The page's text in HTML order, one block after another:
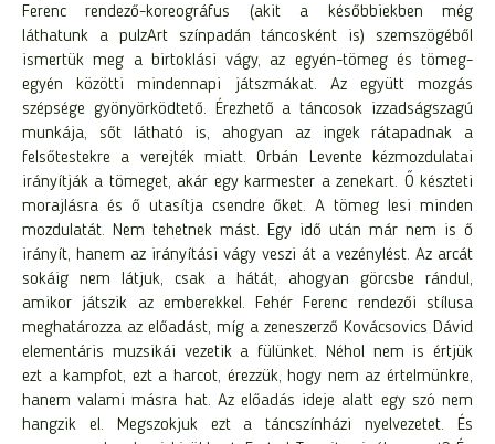
Ferenc rendező-koreográfus (akit a későbbiekben még
láthatunk a pulzArt színpadán táncosként is) szemszögéből
ismertük meg a birtoklási vágy, az egyén-tömeg és tömeg-
egyén közötti mindennapi játszmákat. Az együtt mozgás
szépsége gyönyörködtető. Érezhető a táncosok izzadságszagú
munkája, sőt látható is, ahogyan az ingek rátapadnak a
felsőtestekre a verejték miatt. Orbán Levente kézmozdulatai
irányítják a tömeget, akár egy karmester a zenekart. Ő készteti
morajlásra és ő utasítja csendre őket. A tömeg lesi minden
mozdulatát. Nem tehetnek mást. Egy idő után már nem is ő
irányít, hanem az irányítási vágy veszi át a vezénylést. Az arcát
sokáig nem látjuk, csak a hátát, ahogyan görcsbe rándul,
amikor játszik az emberekkel. Fehér Ferenc rendezői stílusa
meghatározza az előadást, míg a zeneszerző Kovácsovics Dávid
elementáris muzsikái vezetik a fülünket. Néhol nem is értjük
ezt a kampfot, ezt a harcot, érezzük, hogy nem az értelmünkre,
hanem valami másra hat. Az előadás ideje alatt egy szó nem
hangzik el. Megszokjuk ezt a táncszínházi nyelvezetet. És